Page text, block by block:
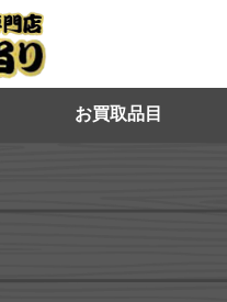
お買取品目